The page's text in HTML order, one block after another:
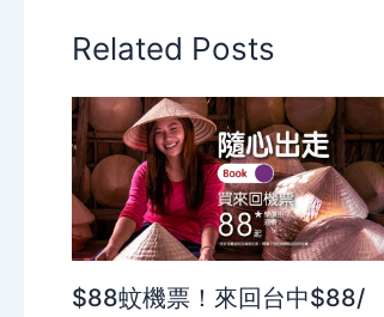
Related Posts
$88蚊機票！來回台中$88/